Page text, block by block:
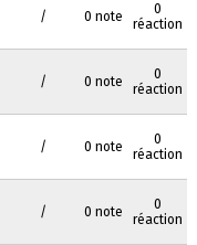
/ 0 note
0
réaction
/ 0 note
0
réaction
/ 0 note
0
réaction
/ 0 note
0
réaction